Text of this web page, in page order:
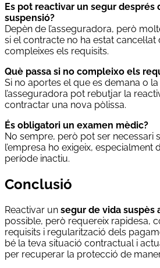
Es pot reactivar un segur després
suspensió?
Depèn de l’asseguradora, però
si el contracte no ha estat
compleixes els requisits.
Què passa si no compleixo els
Si no aportes el que es demana o
l’asseguradora pot rebutjar la
contractar una nova pòlissa.
És obligatori un examen mèdic?
No sempre, però pot ser necessari
l’empresa ho exigeix, especialment
període inactiu.
Conclusió
Reactivar un segur de vida suspès
possible, però requereix rapidesa,
requisits i regularització dels
bé la teva situació contractual i
per recuperar la protecció de